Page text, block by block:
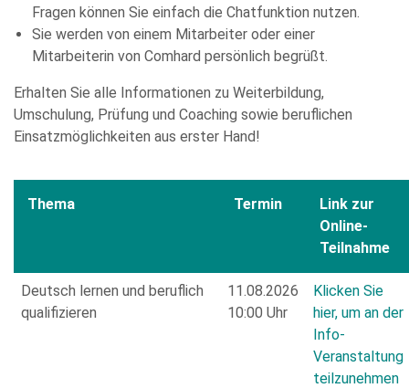
Fragen können Sie einfach die Chatfunktion nutzen.
Sie werden von einem Mitarbeiter oder einer
Mitarbeiterin von Comhard persönlich begrüßt.
Erhalten Sie alle Informationen zu Weiterbildung,
Umschulung, Prüfung und Coaching sowie beruflichen
Einsatzmöglichkeiten aus erster Hand!
Thema Termin
Link zur
Online-
Teilnahme
Deutsch lernen und beruflich
qualifizieren
11.08.2026
10:00 Uhr
Klicken Sie
hier, um an der
Info-
Veranstaltung
teilzunehmen